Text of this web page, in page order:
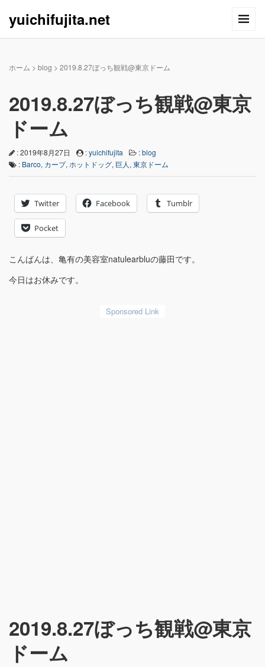
yuichifujita.net
ホーム > blog > 2019.8.27ぼっち観戦@東京ドーム
2019.8.27ぼっち観戦@東京
ドーム
: 2019年8月27日 :yuichifujita :blog
: Barco, カープ, ホットドッグ, 巨人 , 東京ドーム
Twitter Facebook Tumblr
Pocket
こんばんは、亀有の美容室natulearbluの藤田です。
今日はお休みです。
2019.8.27ぼっち観戦@東京
ドーム